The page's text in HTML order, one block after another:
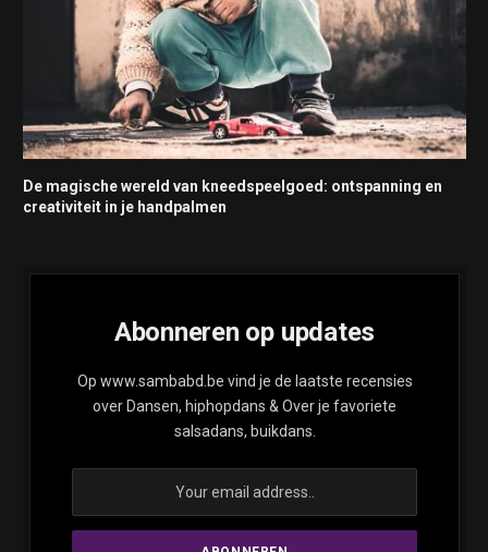
De magische wereld van kneedspeelgoed: ontspanning en
creativiteit in je handpalmen
Abonneren op updates
Op www.sambabd.be vind je de laatste recensies
over Dansen, hiphopdans & Over je favoriete
salsadans, buikdans.